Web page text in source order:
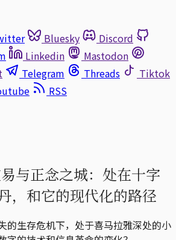
Bluesky
Discord
Linkedin
Mastodon
Telegram Threads
Tiktok
RSS
与正念之城：处在十字
，和它的现代化的路径
的生存危机下，处于喜马拉雅深处的小